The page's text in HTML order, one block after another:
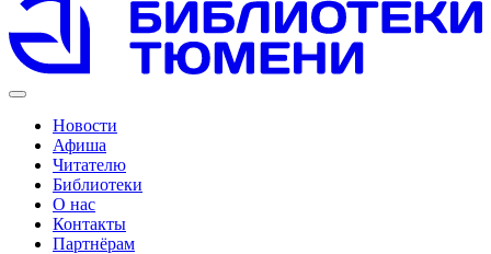
Новости
Афиша
Читателю
Библиотеки
О нас
Контакты
Партнёрам